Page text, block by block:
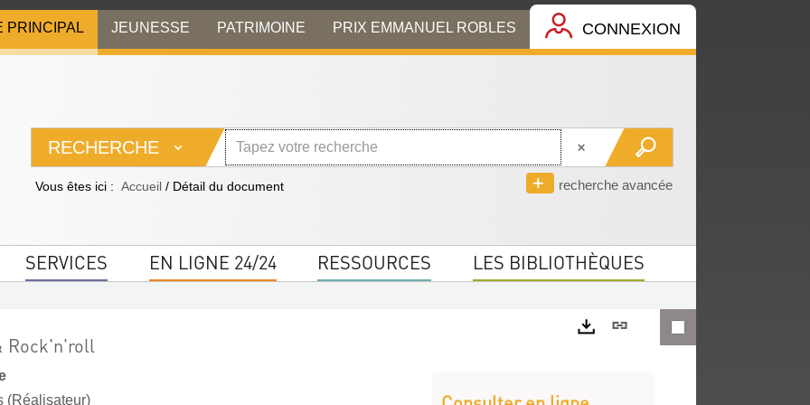
PRINCIPAL JEUNESSE PATRIMOINE PRIX EMMANUEL ROBLES CONNEXION
RECHERCHE
recherche avancée
Vous êtes ici : Accueil / Détail du document
SERVICES EN LIGNE 24/24 RESSOURCES LES BIBLIOTHÈQUES
Rock'n'roll
(Réalisateur)
Lien